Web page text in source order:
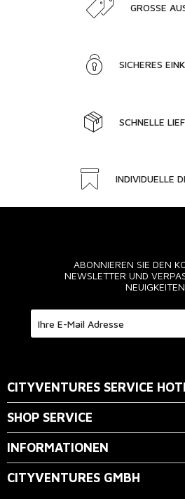
GROSSE
SICHERES
SCHNELLE
INDIVIDUELLE
ABONNIEREN SIE DEN
NEWSLETTER UND
CITYVENTURES SERVICE
SHOP SERVICE
INFORMATIONEN
CITYVENTURES GMBH